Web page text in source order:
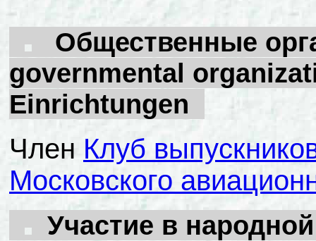
Общественные
governmental
Einrichtungen
Член Клуб
Московского
Участие в